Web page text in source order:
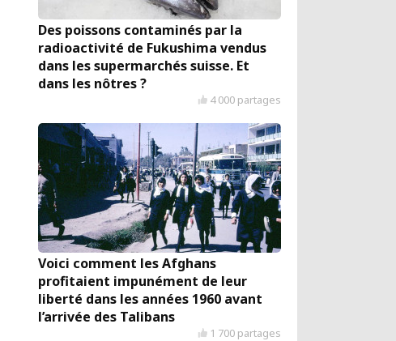
Des poissons contaminés par la
radioactivité de Fukushima vendus
dans les supermarchés suisse. Et
dans les nôtres ?
4 000 partages
Voici comment les Afghans
profitaient impunément de leur
liberté dans les années 1960 avant
l’arrivée des Talibans
1 700 partages